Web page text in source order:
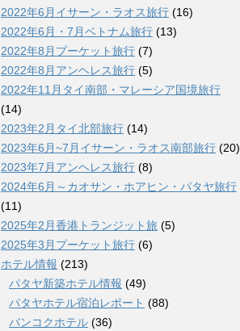
2022年6月イサーン・ラオス旅行 (16)
2022年6月・7月ベトナム旅行 (13)
2022年8月プーケット旅行 (7)
2022年8月アンヘレス旅行 (5)
2022年11月タイ南部・マレーシア国境旅行
(14)
2023年2月タイ北部旅行 (14)
2023年6月~7月イサーン・ラオス南部旅行 (20)
2023年7月アンヘレス旅行 (8)
2024年6月～カオサン・ホアヒン・パタヤ旅行
(11)
2025年2月香港トランジット旅 (5)
2025年3月プーケット旅行 (6)
ホテル情報 (213)
パタヤ新築ホテル情報 (49)
パタヤホテル宿泊レポート (88)
バンコクホテル (36)